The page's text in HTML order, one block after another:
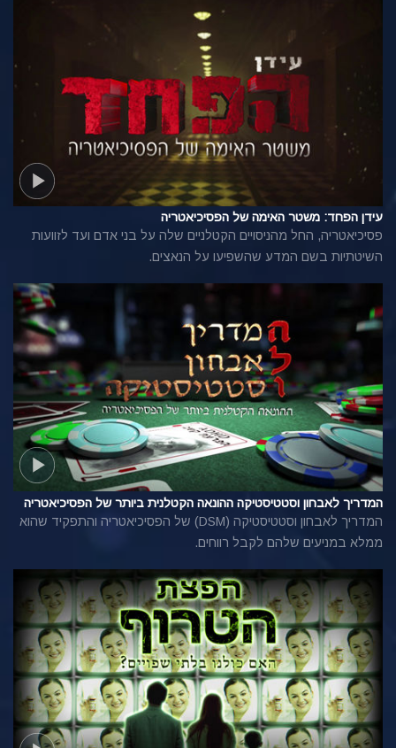
עידן הפחד: משטר האימה של הפסיכיאטריה
פסיכיאטריה, החל מהניסויים הקטלניים שלה על בני אדם ועד לזוועות
השיטתיות בשם המדע שהשפיעו על הנאצים.
המדריך לאבחון וסטטיסטיקה ההונאה הקטלנית ביותר של הפסיכיאטריה
המדריך לאבחון וסטטיסטיקה (DSM) של הפסיכיאטריה והתפקיד שהוא
ממלא במניעים שלהם לקבל רווחים.